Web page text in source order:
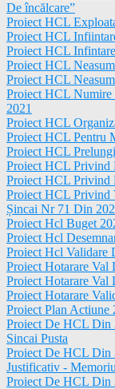
De încălcare”
Proiect HCL
Proiect HCL
Proiect HCL
Proiect HCL
Proiect HCL
Proiect HCL
2021
Proiect HCL
Proiect HCL Pentru
Proiect HCL
Proiect HCL Privind
Proiect HCL Privind
Proiect HCL Privind
Șincai Nr 71 Din
Proiect Hcl Buget
Proiect Hcl
Proiect Hcl Validare
Proiect Hotarare Val
Proiect Hotarare Val
Proiect Hotarare
Proiect Plan Actiune
Proiect De HCL Din
Sincai Pusta
Proiect De HCL Din
Justificativ -
Proiect De HCL Din